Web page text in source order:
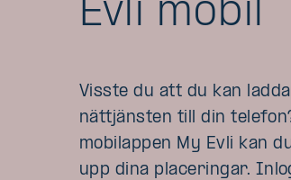
Evli mobil
Visste du att du kan
nättjänsten till din
mobilappen My Evli kan
upp dina placeringar.